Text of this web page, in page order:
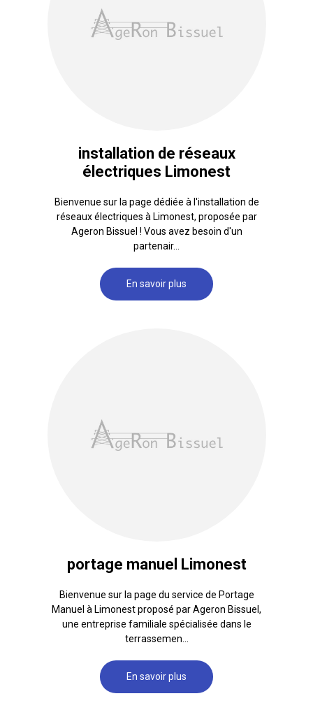
installation de réseaux
électriques Limonest
Bienvenue sur la page dédiée à l'installation de
réseaux électriques à Limonest, proposée par
Ageron Bissuel ! Vous avez besoin d'un
partenair...
En savoir plus
portage manuel Limonest
Bienvenue sur la page du service de Portage
Manuel à Limonest proposé par Ageron Bissuel,
une entreprise familiale spécialisée dans le
terrassemen...
En savoir plus